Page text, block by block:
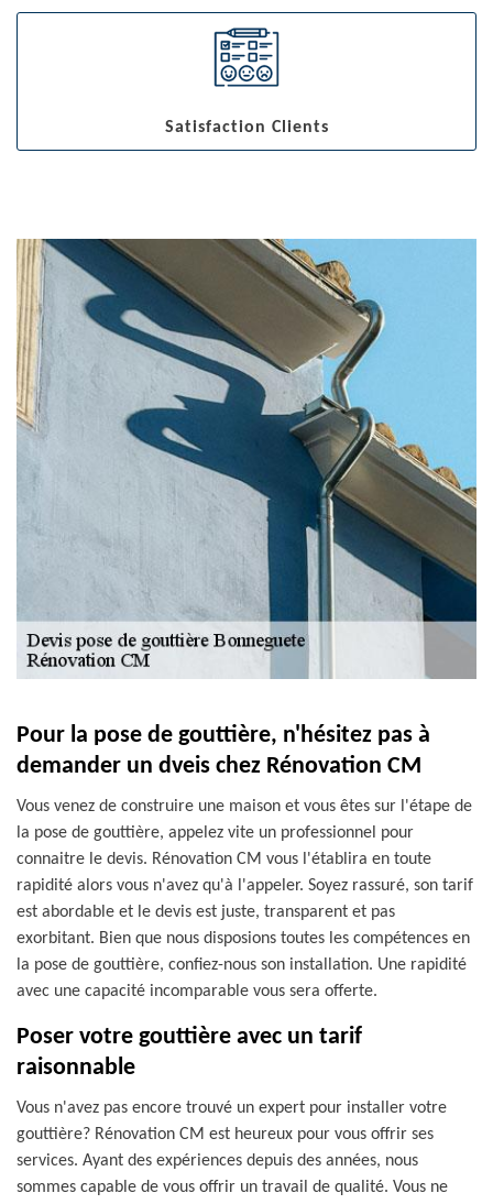
Satisfaction Clients
Pour la pose de gouttière, n'hésitez pas à
demander un dveis chez Rénovation CM
Vous venez de construire une maison et vous êtes sur l'étape de
la pose de gouttière, appelez vite un professionnel pour
connaitre le devis. Rénovation CM vous l'établira en toute
rapidité alors vous n'avez qu'à l'appeler. Soyez rassuré, son tarif
est abordable et le devis est juste, transparent et pas
exorbitant. Bien que nous disposions toutes les compétences en
la pose de gouttière, confiez-nous son installation. Une rapidité
avec une capacité incomparable vous sera offerte.
Poser votre gouttière avec un tarif
raisonnable
Vous n'avez pas encore trouvé un expert pour installer votre
gouttière? Rénovation CM est heureux pour vous offrir ses
services. Ayant des expériences depuis des années, nous
sommes capable de vous offrir un travail de qualité. Vous ne